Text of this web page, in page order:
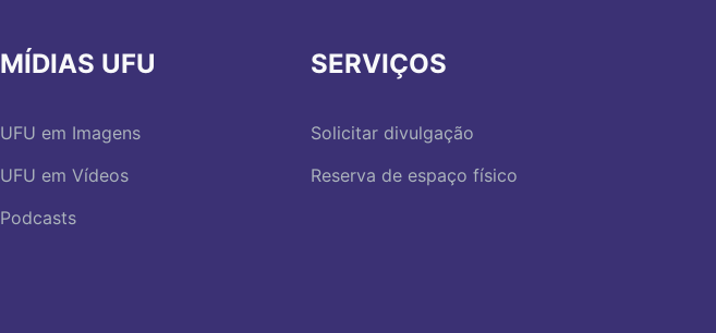
MÍDIAS UFU
UFU em Imagens
UFU em Vídeos
Podcasts
SERVIÇOS
Solicitar divulgação
Reserva de espaço físico